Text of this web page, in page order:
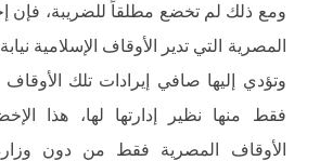
ومع ذلك لم تخضع مطلقاً للضريبة، فإن
المصرية التي تدير الأوقاف الإسلامية
وتؤدي إليها صافي إيرادات تلك
فقط منها نظير إدارتها لها، هذا
الأوقاف المصرية فقط من دون وزارة